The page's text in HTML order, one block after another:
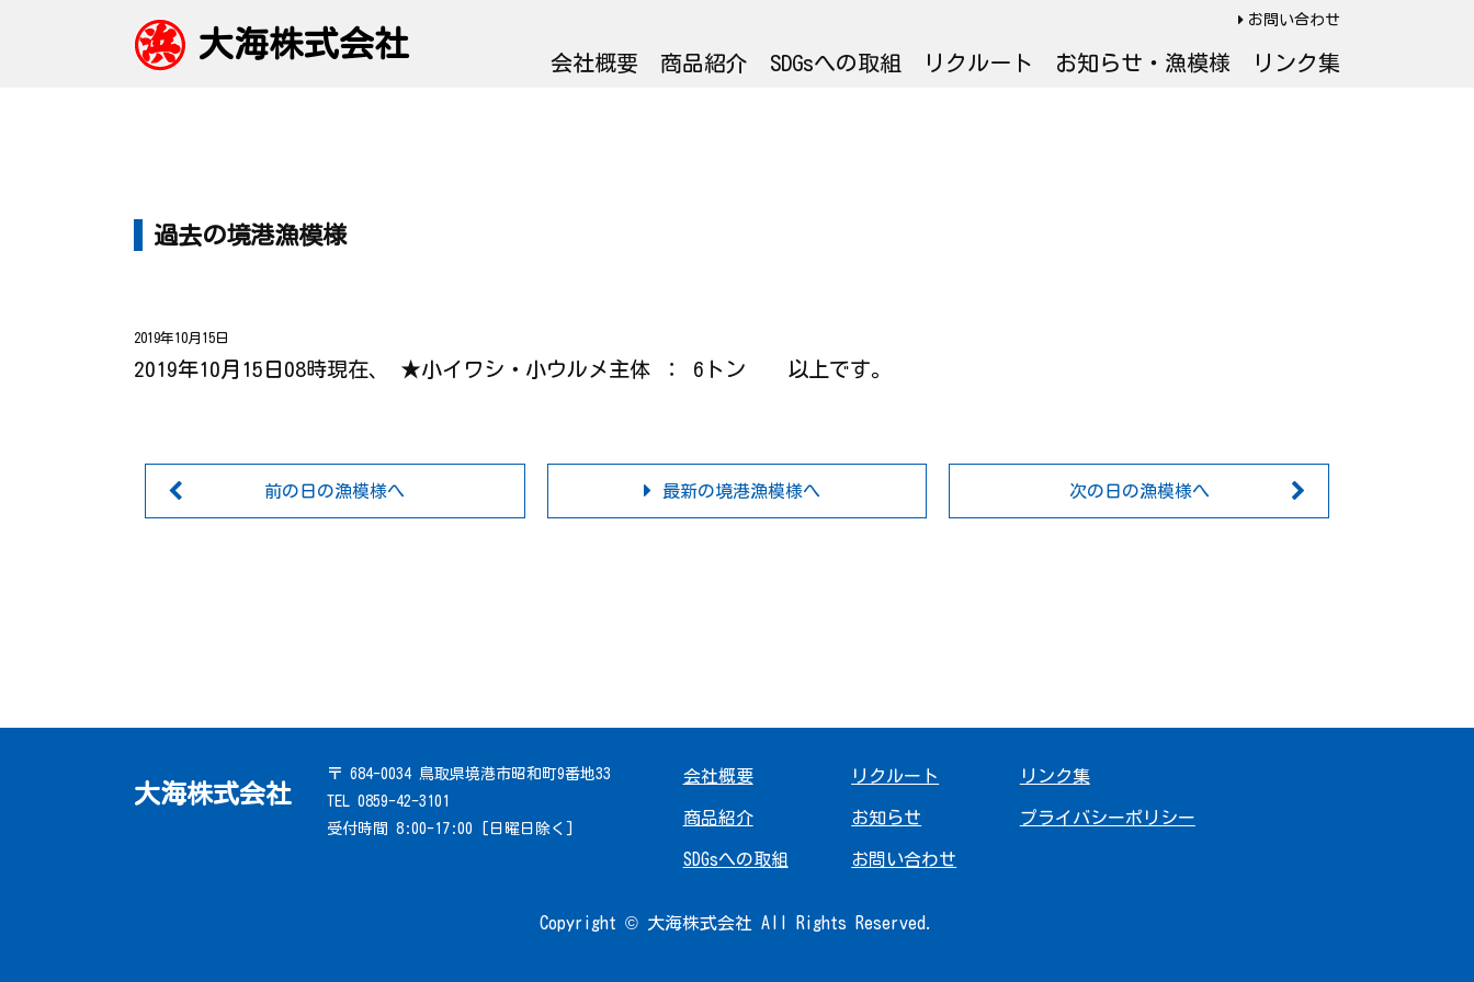
大海株式会社
お問い合わせ
会社概要 商品紹介 SDGsへの取組 リクルート お知らせ・漁模様 リンク集
過去の境港漁模様
2019年10月15日
2019年10月15日08時現在、 ★小イワシ・小ウルメ主体 ： 6トン 以上です。
前の日の漁模様へ 最新の境港漁模様へ 次の日の漁模様へ
大海株式会社
〒 684-0034 鳥取県境港市昭和町9番地33
TEL 0859-42-3101
受付時間 8:00-17:00 [日曜日除く]
会社概要
商品紹介
SDGsへの取組
リクルート
お知らせ
お問い合わせ
リンク集
プライバシーポリシー
Copyright © 大海株式会社 All Rights Reserved.